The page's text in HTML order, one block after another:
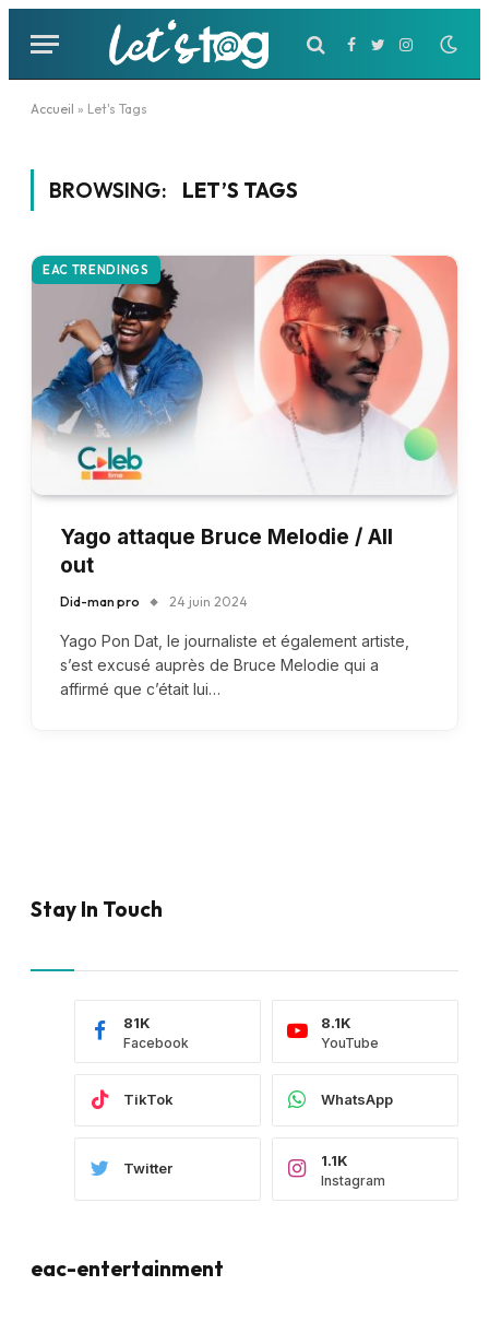
Facebook
TwitterInstagram
Accueil » Let's Tags
BROWSING: LET’S TAGS
EAC TRENDINGS
Yago attaque Bruce Melodie / All
out
Did-man pro 24 juin 2024
Yago Pon Dat, le journaliste et également artiste,
s’est excusé auprès de Bruce Melodie qui a
affirmé que c’était lui…
Stay In Touch
Facebook
81K
YouTube
8.1K
TikTok WhatsApp
Twitter
Instagram
1.1K
eac-entertainment